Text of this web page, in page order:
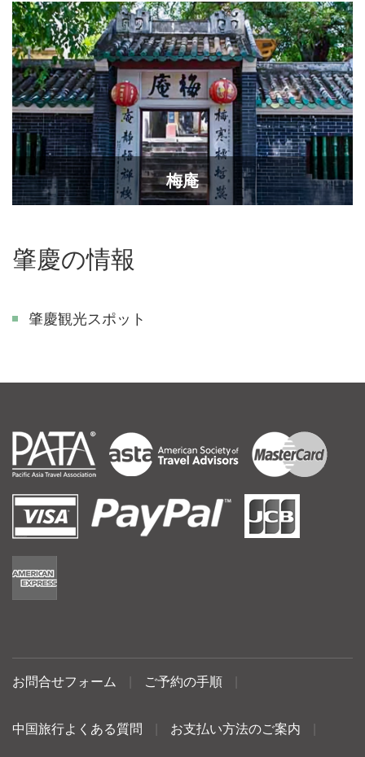
梅庵
肇慶の情報
肇慶観光スポット
お問合せフォーム ご予約の手順
中国旅行よくある質問 お支払い方法のご案内